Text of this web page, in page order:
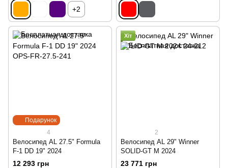
+2
Подарунок
4
Велосипед AL 27.5" Formula
F-1 DD 19" 2024
12 293 грн
Хіт
2
Велосипед AL 29" Winner
SOLID-GT M 2024
23 771 грн